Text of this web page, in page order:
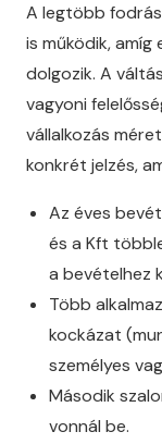
A legtöbb
is működik,
dolgozik. A
vagyoni
vállalkozás
konkrét jelzés,
Az éves
és a Kft
a bevételhez
Több
kockázat
személyes
Második
vonnál be.